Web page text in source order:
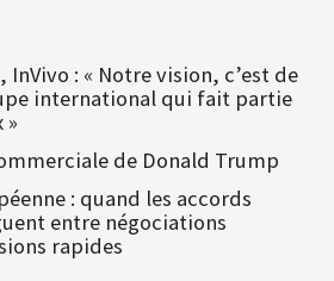
: « Notre vision, c’est de
international qui fait partie
»
de Donald Trump
: quand les accords
entre négociations
rapides